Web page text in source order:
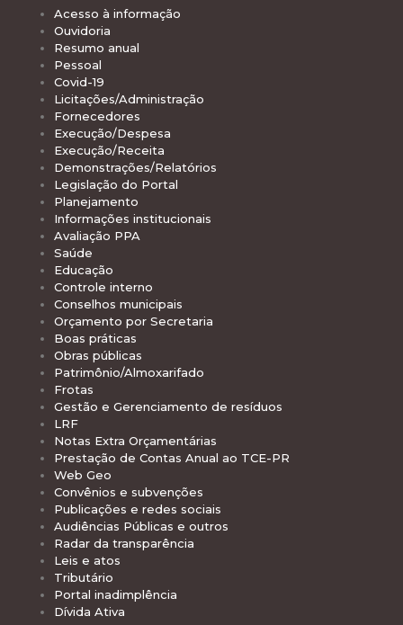
Acesso à informação
Ouvidoria
Resumo anual
Pessoal
Covid-19
Licitações/Administração
Fornecedores
Execução/Despesa
Execução/Receita
Demonstrações/Relatórios
Legislação do Portal
Planejamento
Informações institucionais
Avaliação PPA
Saúde
Educação
Controle interno
Conselhos municipais
Orçamento por Secretaria
Boas práticas
Obras públicas
Patrimônio/Almoxarifado
Frotas
Gestão e Gerenciamento de resíduos
LRF
Notas Extra Orçamentárias
Prestação de Contas Anual ao TCE-PR
Web Geo
Convênios e subvenções
Publicações e redes sociais
Audiências Públicas e outros
Radar da transparência
Leis e atos
Tributário
Portal inadimplência
Dívida Ativa